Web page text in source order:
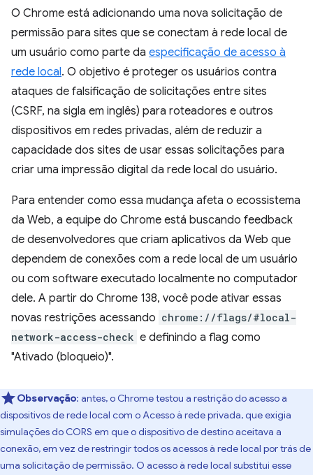
O Chrome está adicionando uma nova solicitação de
permissão para sites que se conectam à rede local de
um usuário como parte da especificação de acesso à
rede local. O objetivo é proteger os usuários contra
ataques de falsificação de solicitações entre sites
(CSRF, na sigla em inglês) para roteadores e outros
dispositivos em redes privadas, além de reduzir a
capacidade dos sites de usar essas solicitações para
criar uma impressão digital da rede local do usuário.
Para entender como essa mudança afeta o ecossistema
da Web, a equipe do Chrome está buscando feedback
de desenvolvedores que criam aplicativos da Web que
dependem de conexões com a rede local de um usuário
ou com software executado localmente no computador
dele. A partir do Chrome 138, você pode ativar essas
novas restrições acessando chrome://flags/#local-
network-access-check e definindo a flag como
"Ativado (bloqueio)".
Observação: antes, o Chrome testou a restrição do acesso a
dispositivos de rede local com o Acesso à rede privada, que exigia
simulações do CORS em que o dispositivo de destino aceitava a
conexão, em vez de restringir todos os acessos à rede local por trás de
uma solicitação de permissão. O acesso à rede local substitui esse